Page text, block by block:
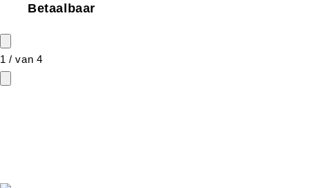
Betaalbaar
1 /van 4